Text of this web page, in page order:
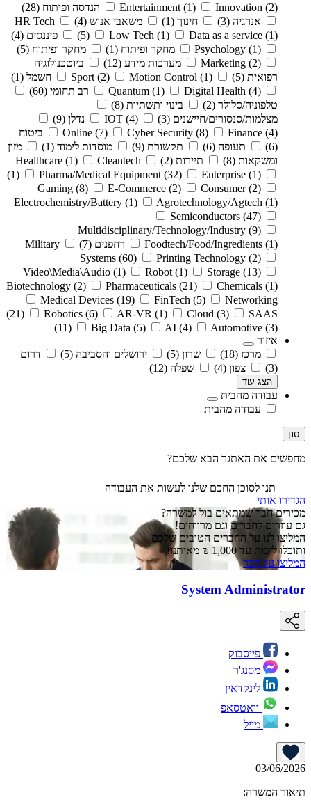
Entertainment (1) Innovation (2) הנדסה ופיתוח (28)
אנרגיה (3) חינוך (1) משאבי אנוש (4)
HR Tech
(5)
Low Tech (1) Data as a service (1) פיננסים (4)
Psychology (1) מחקר ופיתוח (1) מחקר ופיתוח (5)
Marketing (2) מערכות מידע (12)
ביוטכנולוגיה
רפואית (5)
Sport (2) Motion Control (1) חשמל (1)
Quantum (1) Digital Health (4) רב תחומי (60)
טלפוניה/סלולר (2) בינוי ותשתיות (8)
מצלמות/סנסורים/חיישנים (3)
IOT (4) נדלן (9)
Online (7) Cyber Security (8) Finance (4)
ביטוח
(6)
תעופה (6) תקשורת (9) מוסדות לימוד (1)
מזון
ומשקאות (8) תיירות (2)
Healthcare (1)
Cleantech
(1)
Pharma/Medical Equipment (32) Enterprise (1)
Gaming (8) E-Commerce (2) Consumer (2)
Electrochemistry/Battery (1) Agrotechnology/Agtech (1)
Semiconductors (47)
Multidisciplinary/Technology/Industry (9)
Foodtech/Food/Ingredients (1) רחפנים (7)
Military
Systems (60) Printing Technology (2)
Video\Media\Audio (1) Robot (1) Storage (13)
Biotechnology (2) Pharmaceuticals (21) Chemicals (1)
Medical Devices (19) FinTech (5)
Networking
(21)
Robotics (6) AR-VR (1) Cloud (3)
SAAS
(11)
Big Data (5) AI (4) Automotive (3)
איזור
מרכז (18) שרון (5) ירושלים והסביבה (5)
דרום
(3)
צפון (4) שפלה (12)
הצג עוד
עבודה מהבית
עבודה מהבית
סנן
מחפשים את האתגר הבא שלכם?
תנו לסוכן החכם שלנו לעשות את העבודה
הגדירו אותי
מכירים חבר שמתאים בול למשרה?
גם עוזרים לחברים וגם מרווחים!
המליצו לנו על החברים הטובים שלכם
ותוכלו לזכות עד 1,000 ₪ מאיתנו!
המליצו על חבר
System Administrator
פייסבוק
מסנג'ר
לינקדאין
וואטסאפ
מייל
03/06/2026
תיאור המשרה: